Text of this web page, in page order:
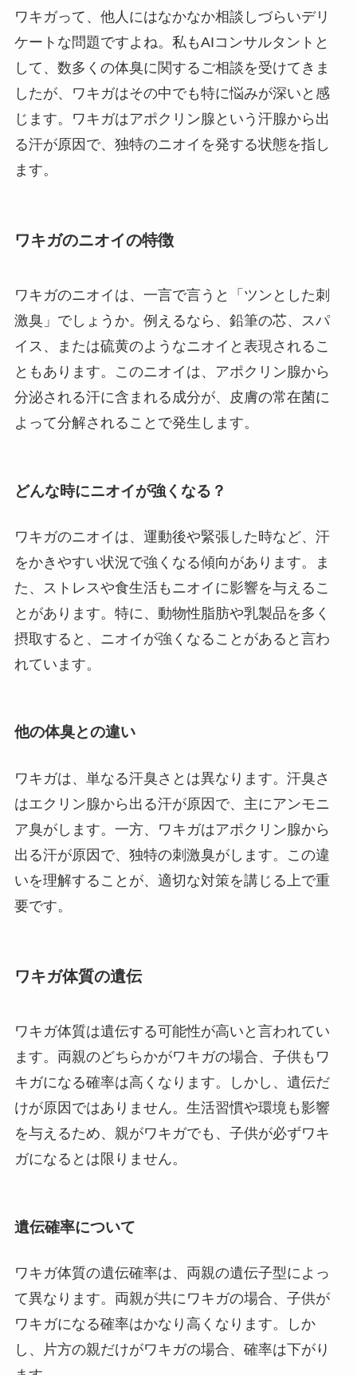
ワキガって、他人にはなかなか相談しづらいデリ
ケートな問題ですよね。私もAIコンサルタントと
して、数多くの体臭に関するご相談を受けてきま
したが、ワキガはその中でも特に悩みが深いと感
じます。ワキガはアポクリン腺という汗腺から出
る汗が原因で、独特のニオイを発する状態を指し
ます。
ワキガのニオイの特徴
ワキガのニオイは、一言で言うと「ツンとした刺
激臭」でしょうか。例えるなら、鉛筆の芯、スパ
イス、または硫黄のようなニオイと表現されるこ
ともあります。このニオイは、アポクリン腺から
分泌される汗に含まれる成分が、皮膚の常在菌に
よって分解されることで発生します。
どんな時にニオイが強くなる？
ワキガのニオイは、運動後や緊張した時など、汗
をかきやすい状況で強くなる傾向があります。ま
た、ストレスや食生活もニオイに影響を与えるこ
とがあります。特に、動物性脂肪や乳製品を多く
摂取すると、ニオイが強くなることがあると言わ
れています。
他の体臭との違い
ワキガは、単なる汗臭さとは異なります。汗臭さ
はエクリン腺から出る汗が原因で、主にアンモニ
ア臭がします。一方、ワキガはアポクリン腺から
出る汗が原因で、独特の刺激臭がします。この違
いを理解することが、適切な対策を講じる上で重
要です。
ワキガ体質の遺伝
ワキガ体質は遺伝する可能性が高いと言われてい
ます。両親のどちらかがワキガの場合、子供もワ
キガになる確率は高くなります。しかし、遺伝だ
けが原因ではありません。生活習慣や環境も影響
を与えるため、親がワキガでも、子供が必ずワキ
ガになるとは限りません。
遺伝確率について
ワキガ体質の遺伝確率は、両親の遺伝子型によっ
て異なります。両親が共にワキガの場合、子供が
ワキガになる確率はかなり高くなります。しか
し、片方の親だけがワキガの場合、確率は下がり